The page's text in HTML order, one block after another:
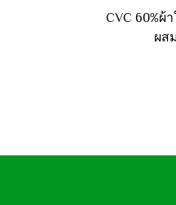
CVC 60%ผ้
ผส